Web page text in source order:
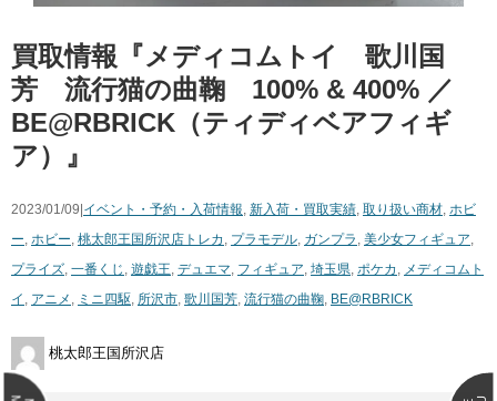
買取情報『メディコムトイ 歌川国
芳 流行猫の曲鞠 100% & 400% ／
BE@RBRICK（ティディベアフィギ
ア）』
2023/01/09| イベント・予約・入荷情報, 新入荷・買取実績, 取り扱い商材, ホビ
ー, ホビー, 桃太郎王国所沢店 トレカ , プラモデル, ガンプラ , 美少女フィギュア,
プライズ, 一番くじ , 遊戯王, デュエマ, フィギュア, 埼玉県, ポケカ , メディコムト
イ , アニメ , ミニ四駆, 所沢市, 歌川国芳, 流行猫の曲鞠, BE@RBRICK
桃太郎王国所沢店